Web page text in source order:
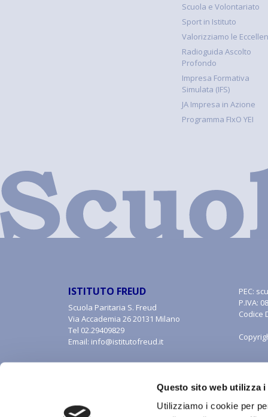
Questo sito web utilizza i
Utilizziamo i cookie per
Scuola e Volontariato
Sport in Istituto
Valorizziamo le
Radioguida Ascolto
Profondo
Impresa Formativa
Simulata (IFS)
JA Impresa in Azione
Programma FIxO YEI
ISTITUTO FREUD
Scuola Paritaria S. Freud
Via Accademia 26 20131 Milano
Tel 02.29409829
Email: info@istitutofreud.it
PEC:
P.IVA:
Codice